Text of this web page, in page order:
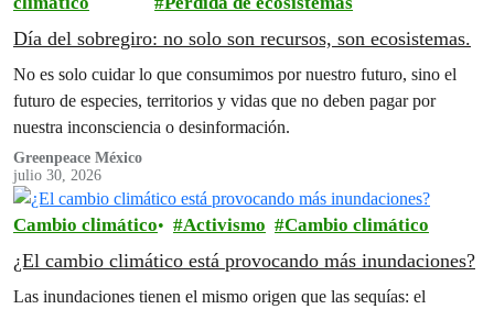
Día del sobregiro: no solo son recursos, son ecosistemas.
No es solo cuidar lo que consumimos por nuestro futuro, sino el
futuro de especies, territorios y vidas que no deben pagar por
nuestra inconsciencia o desinformación.
Greenpeace México
julio 30, 2026
Cambio climático Activismo Cambio climático
¿El cambio climático está provocando más inundaciones?
Las inundaciones tienen el mismo origen que las sequías: el